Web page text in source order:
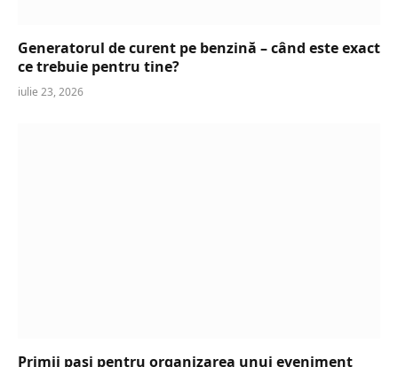
Generatorul de curent pe benzină – când este exact
ce trebuie pentru tine?
iulie 23, 2026
Primii pasi pentru organizarea unui eveniment